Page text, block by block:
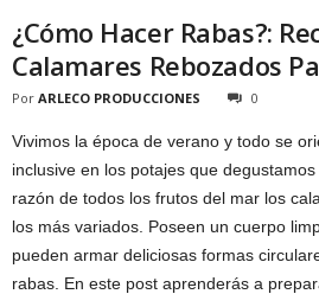
¿Cómo Hacer Rabas?:
Calamares Rebozados
Por ARLECO PRODUCCIONES 0
Vivimos la época de verano y todo se
inclusive en los potajes que
razón de todos los frutos del mar los
los más variados. Poseen un cuerpo
pueden armar deliciosas formas
rabas. En este post aprenderás a